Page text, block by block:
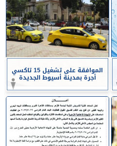
الموافقة على تشغيل 15 تاكسي
أجرة بمدينة أسيوط الجديدة